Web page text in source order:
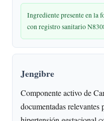
Ingrediente presente en la
con registro sanitario
Jengibre
Componente activo de
documentadas relevantes